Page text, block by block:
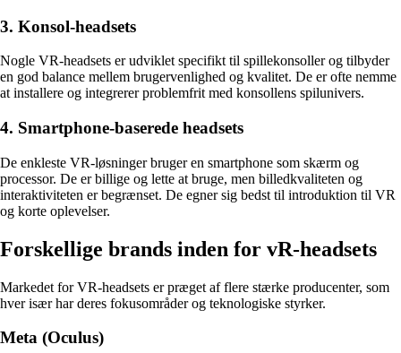
3. Konsol-headsets
Nogle VR-headsets er udviklet specifikt til spillekonsoller og tilbyder
en god balance mellem brugervenlighed og kvalitet. De er ofte nemme
at installere og integrerer problemfrit med konsollens spilunivers.
4. Smartphone-baserede headsets
De enkleste VR-løsninger bruger en smartphone som skærm og
processor. De er billige og lette at bruge, men billedkvaliteten og
interaktiviteten er begrænset. De egner sig bedst til introduktion til VR
og korte oplevelser.
Forskellige brands inden for vR-headsets
Markedet for VR-headsets er præget af flere stærke producenter, som
hver især har deres fokusområder og teknologiske styrker.
Meta (Oculus)